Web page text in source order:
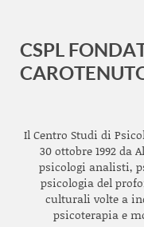
CSPL
Il Centro Studi di
30 ottobre 1992 da
psicologi analisti,
psicologia del
culturali volte a
psicoterapia e